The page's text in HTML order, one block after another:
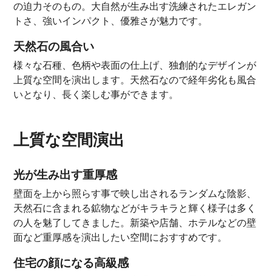
の迫力そのもの。大自然が生み出す洗練されたエレガン
トさ、強いインパクト、優雅さが魅力です。
天然石の風合い
様々な石種、色柄や表面の仕上げ、独創的なデザインが
上質な空間を演出します。天然石なので経年劣化も風合
いとなり、長く楽しむ事ができます。
上質な空間演出
光が生み出す重厚感
壁面を上から照らす事で映し出されるランダムな陰影、
天然石に含まれる鉱物などがキラキラと輝く様子は多く
の人を魅了してきました。新築や店舗、ホテルなどの壁
面など重厚感を演出したい空間におすすめです。
住宅の顔になる高級感